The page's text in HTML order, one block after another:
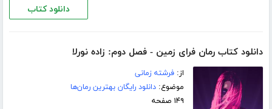
دانلود کتاب
دانلود کتاب رمان فرای زمین - فصل دوم: زاده نورلا
از:فرشته زمانی
موضوع:دانلود رایگان بهترین رمان‌ها
۱۴۹ صفحه